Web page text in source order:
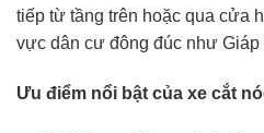
tiếp từ tầng trên hoặc qua cửa
vực dân cư đông đúc như Giáp
Ưu điểm nổi bật của xe cắt